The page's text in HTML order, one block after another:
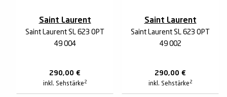
Saint Laurent
Saint Laurent SL 623 OPT
49 004
290,00 €
inkl. Sehstärke 2
Saint Laurent
Saint Laurent SL 623 OPT
49 002
290,00 €
inkl. Sehstärke 2